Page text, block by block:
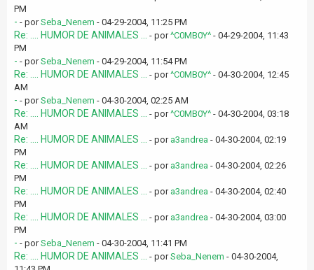
PM
- - porSeba_Nenem - 04-29-2004, 11:25 PM
Re: .... HUMOR DE ANIMALES ... - por^C0MB0Y^ - 04-29-2004, 11:43
PM
- - porSeba_Nenem - 04-29-2004, 11:54 PM
Re: .... HUMOR DE ANIMALES ... - por^C0MB0Y^ - 04-30-2004, 12:45
AM
- - porSeba_Nenem - 04-30-2004, 02:25 AM
Re: .... HUMOR DE ANIMALES ... - por^C0MB0Y^ - 04-30-2004, 03:18
AM
Re: .... HUMOR DE ANIMALES ... - por a3andrea - 04-30-2004, 02:19
PM
Re: .... HUMOR DE ANIMALES ... - por a3andrea - 04-30-2004, 02:26
PM
Re: .... HUMOR DE ANIMALES ... - por a3andrea - 04-30-2004, 02:40
PM
Re: .... HUMOR DE ANIMALES ... - por a3andrea - 04-30-2004, 03:00
PM
- - porSeba_Nenem - 04-30-2004, 11:41 PM
Re: .... HUMOR DE ANIMALES ... - porSeba_Nenem - 04-30-2004,